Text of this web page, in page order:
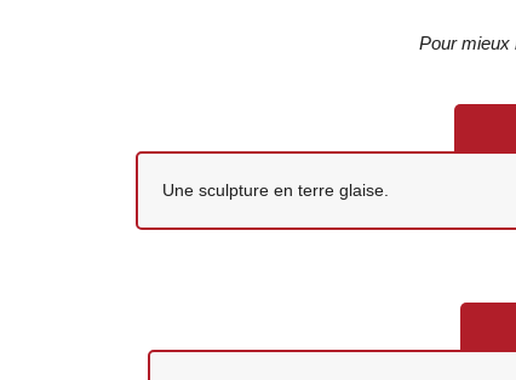
Pour mieux
Une sculpture en terre glaise.